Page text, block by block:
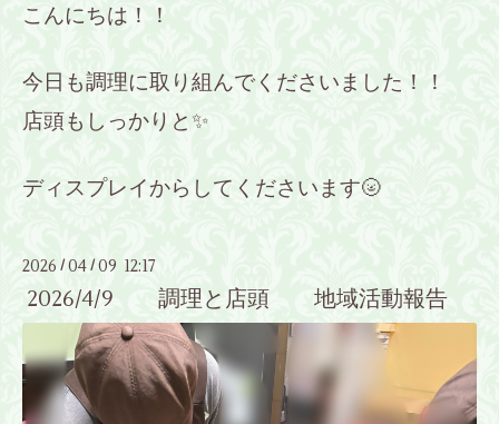
こんにちは！！
今日も調理に取り組んでくださいました！！
店頭もしっかりと✨
ディスプレイからしてくださいます🌝
2026 / 04 /09 12:17
2026/4/9 調理と店頭 地域活動報告